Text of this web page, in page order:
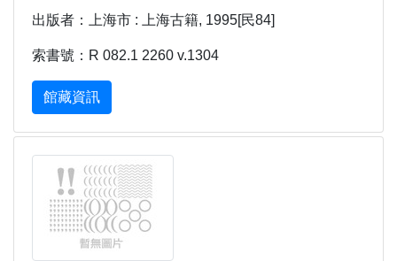
出版者：上海市 : 上海古籍, 1995[民84]
索書號：R 082.1 2260 v.1304
館藏資訊